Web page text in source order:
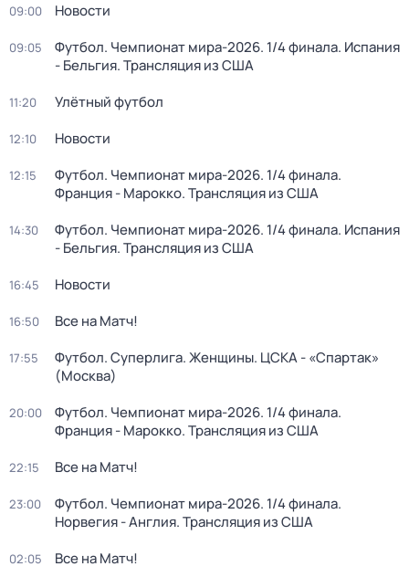
09:00 Новости
09:05
Футбол. Чемпионат мира-2026. 1/4 финала. Испания
- Бельгия. Трансляция из США
11:20 Улётный футбол
12:10 Новости
12:15
Футбол. Чемпионат мира-2026. 1/4 финала.
Франция - Марокко. Трансляция из США
14:30
Футбол. Чемпионат мира-2026. 1/4 финала. Испания
- Бельгия. Трансляция из США
16:45 Новости
16:50 Все на Матч!
17:55
Футбол. Суперлига. Женщины. ЦСКА - «Спартак»
(Москва)
20:00
Футбол. Чемпионат мира-2026. 1/4 финала.
Франция - Марокко. Трансляция из США
22:15 Все на Матч!
23:00
Футбол. Чемпионат мира-2026. 1/4 финала.
Норвегия - Англия. Трансляция из США
02:05 Все на Матч!